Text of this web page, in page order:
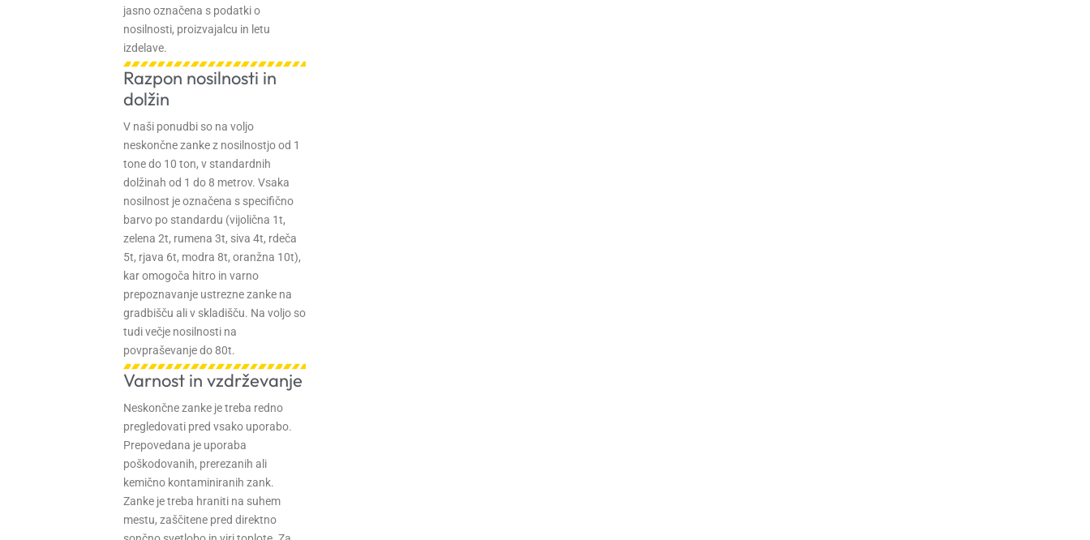
jasno označena s podatki o
nosilnosti, proizvajalcu in letu
izdelave.
Razpon nosilnosti in
dolžin
V naši ponudbi so na voljo
neskončne zanke z nosilnostjo od 1
tone do 10 ton, v standardnih
dolžinah od 1 do 8 metrov. Vsaka
nosilnost je označena s specifično
barvo po standardu (vijolična 1t,
zelena 2t, rumena 3t, siva 4t, rdeča
5t, rjava 6t, modra 8t, oranžna 10t),
kar omogoča hitro in varno
prepoznavanje ustrezne zanke na
gradbišču ali v skladišču. Na voljo so
tudi večje nosilnosti na
povpraševanje do 80t.
Varnost in vzdrževanje
Neskončne zanke je treba redno
pregledovati pred vsako uporabo.
Prepovedana je uporaba
poškodovanih, prerezanih ali
kemično kontaminiranih zank.
Zanke je treba hraniti na suhem
mestu, zaščitene pred direktno